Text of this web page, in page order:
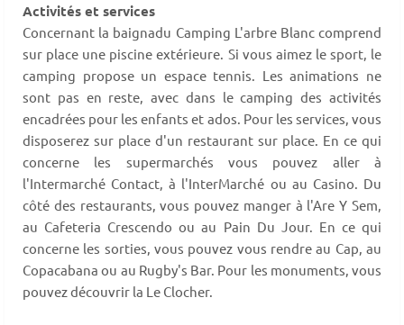
Activités et services
Concernant la baignadu Camping L'arbre Blanc comprend
sur place une piscine extérieure. Si vous aimez le sport, le
camping propose un espace tennis. Les animations ne
sont pas en reste, avec dans le camping des activités
encadrées pour les enfants et ados. Pour les services, vous
disposerez sur place d'un restaurant sur place. En ce qui
concerne les supermarchés vous pouvez aller à
l'Intermarché Contact, à l'InterMarché ou au Casino. Du
côté des restaurants, vous pouvez manger à l'Are Y Sem,
au Cafeteria Crescendo ou au Pain Du Jour. En ce qui
concerne les sorties, vous pouvez vous rendre au Cap, au
Copacabana ou au Rugby's Bar. Pour les monuments, vous
pouvez découvrir la Le Clocher.